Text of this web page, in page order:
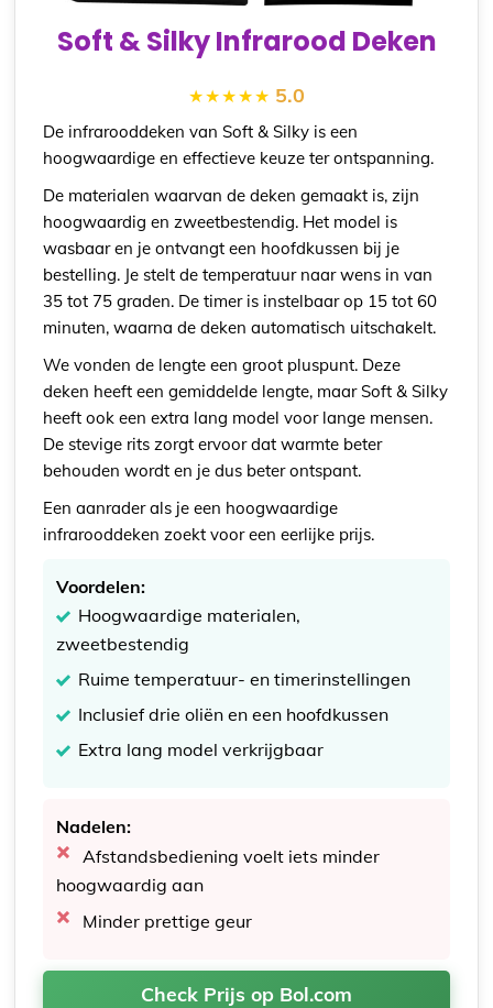
Soft & Silky Infrarood Deken
5.0
De infrarooddeken van Soft & Silky is een
hoogwaardige en effectieve keuze ter ontspanning.
De materialen waarvan de deken gemaakt is, zijn
hoogwaardig en zweetbestendig. Het model is
wasbaar en je ontvangt een hoofdkussen bij je
bestelling. Je stelt de temperatuur naar wens in van
35 tot 75 graden. De timer is instelbaar op 15 tot 60
minuten, waarna de deken automatisch uitschakelt.
We vonden de lengte een groot pluspunt. Deze
deken heeft een gemiddelde lengte, maar Soft & Silky
heeft ook een extra lang model voor lange mensen.
De stevige rits zorgt ervoor dat warmte beter
behouden wordt en je dus beter ontspant.
Een aanrader als je een hoogwaardige
infrarooddeken zoekt voor een eerlijke prijs.
Voordelen:
Hoogwaardige materialen,
zweetbestendig
Ruime temperatuur- en timerinstellingen
Inclusief drie oliën en een hoofdkussen
Extra lang model verkrijgbaar
Nadelen:
Afstandsbediening voelt iets minder
hoogwaardig aan
Minder prettige geur
Check Prijs op Bol.com